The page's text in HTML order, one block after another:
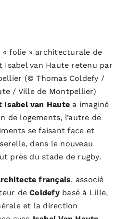
« folie » architecturale de
Isabel van Haute retenu par
(© Thomas Coldefy /
/ Ville de Montpellier)
Isabel van Haute a imaginé
de logements, l’autre de
se faisant face et
dans le nouveau
près du stade de rugby.
français, associé
deColdefybasé à Lille,
et la direction